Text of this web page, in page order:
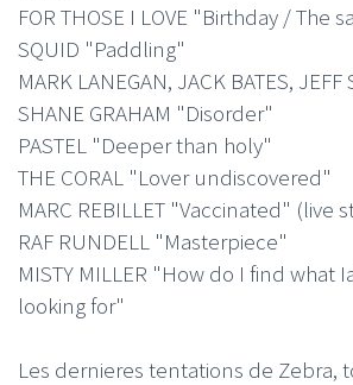
FOR THOSE I LOVE "Birthday / The
SQUID "Paddling"
MARK LANEGAN, JACK BATES, JEFF
SHANE GRAHAM "Disorder"
PASTEL "Deeper than holy"
THE CORAL "Lover undiscovered"
MARC REBILLET "Vaccinated" (live
RAF RUNDELL "Masterpiece"
MISTY MILLER "How do I find what
looking for"
Les dernieres tentations de Zebra,